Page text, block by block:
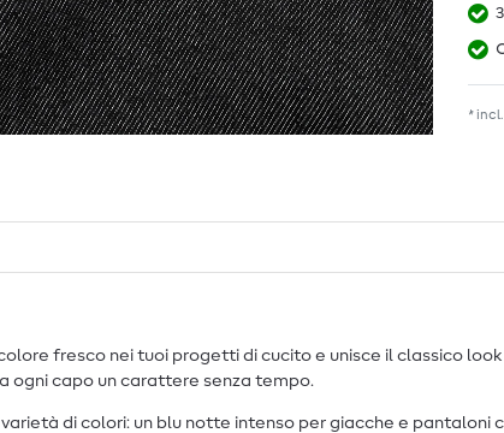
* incl.
fresco nei tuoi progetti di cucito e unisce il classico
ogni capo un carattere senza tempo.
di colori: un blu notte intenso per giacche e